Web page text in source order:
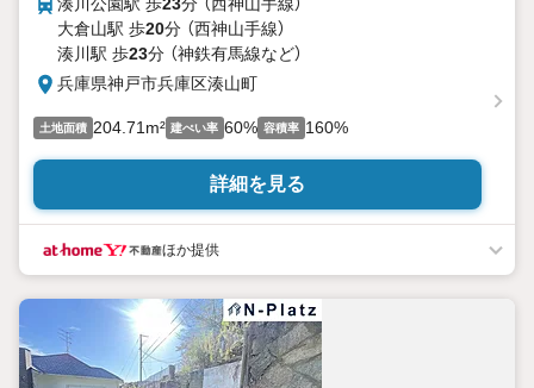
大倉山駅 歩20分 （西神山手線）
湊川駅 歩23分 （神鉄有馬線など）
兵庫県神戸市兵庫区湊山町
土地面積 204.71m² 建ぺい率 60% 容積率 160%
詳細を見る
ほか提供